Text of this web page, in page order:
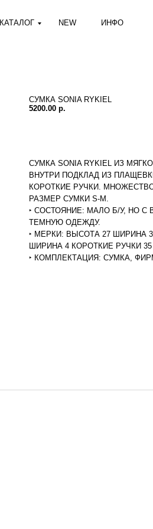
КАТАЛОГ NEW ИНФО
СУМКА SONIA RYKIEL
5200.00 р.
СУМКА SONIA RYKIEL ИЗ
ВНУТРИ ПОДКЛАД ИЗ
КОРОТКИЕ РУЧКИ.
РАЗМЕР СУМКИ S-M.
‣ СОСТОЯНИЕ: МАЛО Б/У, НО
ТЕМНУЮ ОДЕЖДУ.
‣ МЕРКИ: ВЫСОТА 27 ШИРИНА
ШИРИНА 4 КОРОТКИЕ РУЧКИ
‣ КОМПЛЕКТАЦИЯ: СУМКА,